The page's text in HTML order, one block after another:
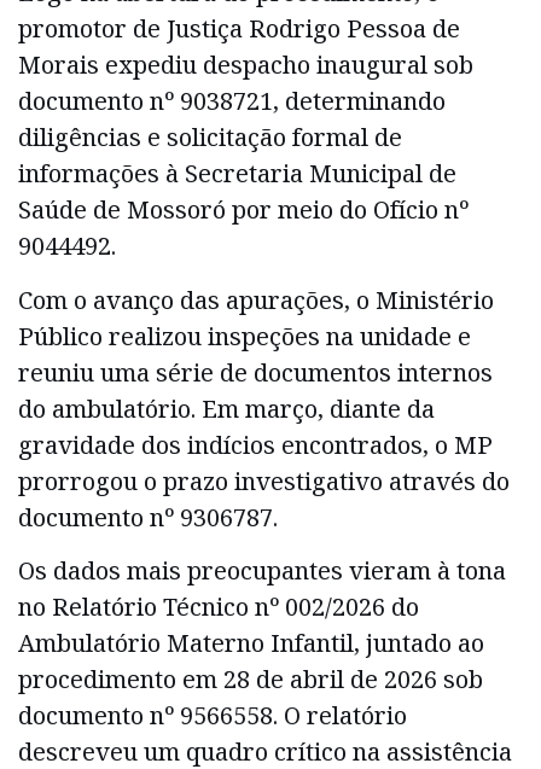
promotor de Justiça Rodrigo Pessoa de
Morais expediu despacho inaugural sob
documento nº 9038721, determinando
diligências e solicitação formal de
informações à Secretaria Municipal de
Saúde de Mossoró por meio do Ofício nº
9044492.
Com o avanço das apurações, o Ministério
Público realizou inspeções na unidade e
reuniu uma série de documentos internos
do ambulatório. Em março, diante da
gravidade dos indícios encontrados, o MP
prorrogou o prazo investigativo através do
documento nº 9306787.
Os dados mais preocupantes vieram à tona
no Relatório Técnico nº 002/2026 do
Ambulatório Materno Infantil, juntado ao
procedimento em 28 de abril de 2026 sob
documento nº 9566558. O relatório
descreveu um quadro crítico na assistência